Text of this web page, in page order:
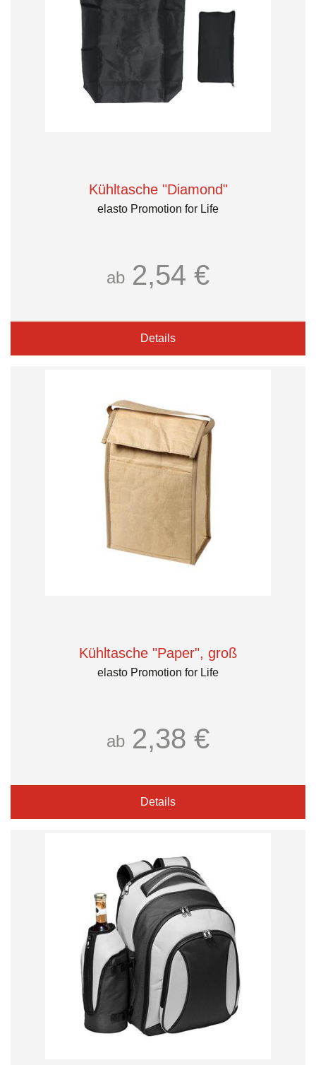
Kühltasche "Diamond"
elasto Promotion for Life
ab 2,54 €
Details
Kühltasche "Paper", groß
elasto Promotion for Life
ab 2,38 €
Details